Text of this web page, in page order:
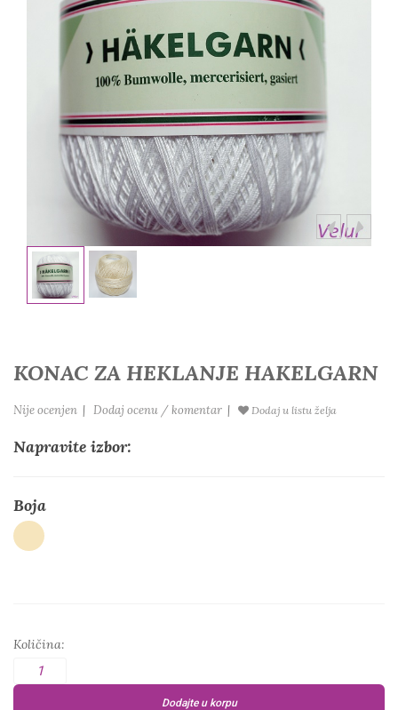
KONAC ZA HEKLANJE HAKELGARN
Nije ocenjen | Dodaj ocenu / komentar | Dodaj u listu želja
Napravite izbor:
Boja
Količina:
Dodajte u korpu